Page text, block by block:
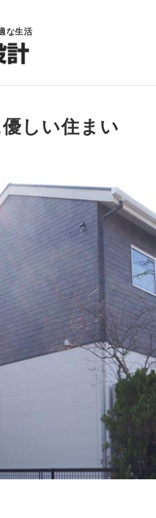
な生活
しい住まい